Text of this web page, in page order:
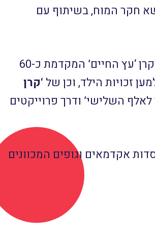
חקר המוח, בשיתוף עם
כמרצה מבוקש, חלק מעבודתו נעשה בחברות ענק. משנת 1997, הוא מעורב בפעילות סוציאלית נרחבת כנשיאה של הקרן ‘עץ החיים’ המקדמת כ-60
‘קרן
השלישי’ ודרך פרוייקטים
אקדמאים וגופים המכוונים